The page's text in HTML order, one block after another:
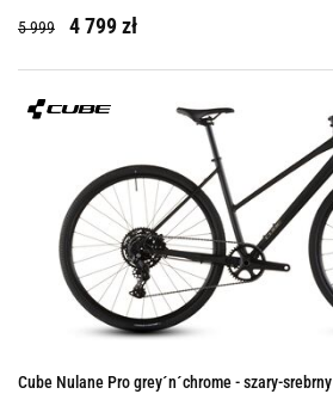
5 999 4 799 zł
Cube Nulane Pro grey´n´chrome - szary-srebrny